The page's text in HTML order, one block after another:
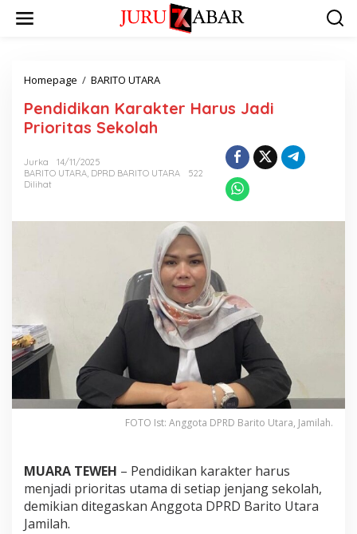
Homepage / BARITO UTARA
Pendidikan Karakter Harus Jadi
Prioritas Sekolah
Jurka
14/11/2025
BARITO UTARA, DPRD BARITO UTARA
522
Dilihat
FOTO Ist: Anggota DPRD Barito Utara, Jamilah.
MUARA TEWEH – Pendidikan karakter harus
menjadi prioritas utama di setiap jenjang sekolah,
demikian ditegaskan Anggota DPRD Barito Utara
Jamilah.